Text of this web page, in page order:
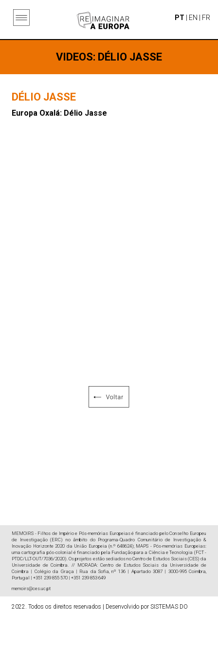
PT EN FR
VIDEOS: DÉLIO JASSE
DÉLIO JASSE
Europa Oxalá: Délio Jasse
MEMOIRS - Filhos de Império e Pós-memórias Europeias é financiado pelo Conselho Europeu
de Investigação (ERC) no âmbito do Programa-Quadro Comunitário de Investigação &
Inovação Horizonte 2020 da União Europeia (n.º 648624); MAPS - Pós-memórias Europeias:
uma cartografia pós-colonial é financiado pela Fundação para a Ciência e Tecnologia (FCT -
PTDC/LLT-OUT/7036/2020). Os projetos estão sediados no Centro de Estudos Sociais (CES) da
Universidade de Coimbra. // MORADA: Centro de Estudos Sociais da Universidade de
Coimbra | Colégio da Graça | Rua da Sofia, nº 136 | Apartado 3087 | 3000-995 Coimbra,
Portugal | +351 239 855 570 | +351 239 853 649
memoirs@ces.uc.pt
2022. Todos os direitos reservados Desenvolvido por SISTEMAS DO